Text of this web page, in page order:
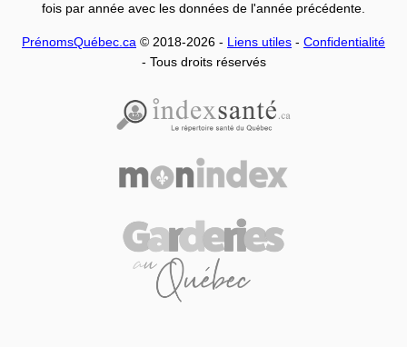
fois par année avec les données de l'année précédente.
PrénomsQuébec.ca © 2018-2026 - Liens utiles - Confidentialité
- Tous droits réservés